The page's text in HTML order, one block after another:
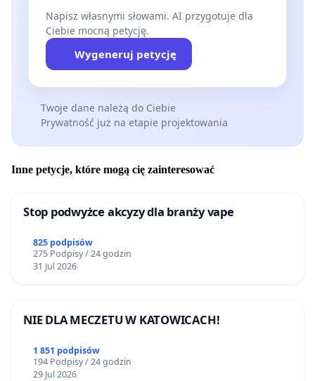
30 kwiernia 2026r. skierowanej do Burmistrza
Dzielnicy Bielany wskazał na całkowity zanik wody
w Potoku Bielańskim oraz zwrócił się o ustalenie
przyczyn tej sytuacji i podjęcie działań
zmierzających do przywrócenia ciągłości
przepływu.
W odpowiedzi Burmistrz Dzielnicy Bielany
potwierdził, że funkcjonowanie Potoku
wykorzystaniu pomp głębinowych. Wskazano
również na wpływ zmian klimatycznych,
długotrwałych okresów ograniczonych opadów,
wiadomości, jednak oczekują bardziej
szczegółowych informacji dotyczących przyczyn
Napisz własnymi słowami. AI przygotuje dla
Ciebie mocną petycję.
Wygeneruj petycję
Twoje dane należą do Ciebie
Prywatność już na etapie projektowania
Inne petycje, które mogą cię zainteresować
Stop podwyżce akcyzy dla branży vape
825 podpisów
275 Podpisy / 24 godzin
31 Jul 2026
NIE DLA MECZETU W KATOWICACH!
1 851 podpisów
194 Podpisy / 24 godzin
29 Jul 2026